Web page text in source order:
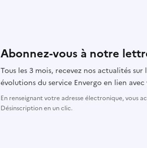
Abonnez-vous à notre
Tous les 3 mois, recevez nos actualités
évolutions du service Envergo en lien
En renseignant votre adresse électronique, vous
Désinscription en un clic.